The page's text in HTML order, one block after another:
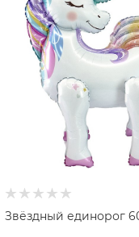
Звёздный единорог